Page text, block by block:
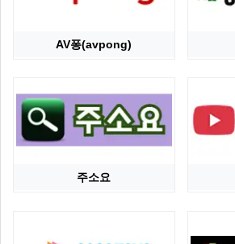
AV퐁(avpong)
주소요